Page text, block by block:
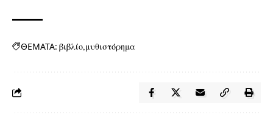
ΘΕΜΑΤΑ: βιβλίο μυθιστόρημα